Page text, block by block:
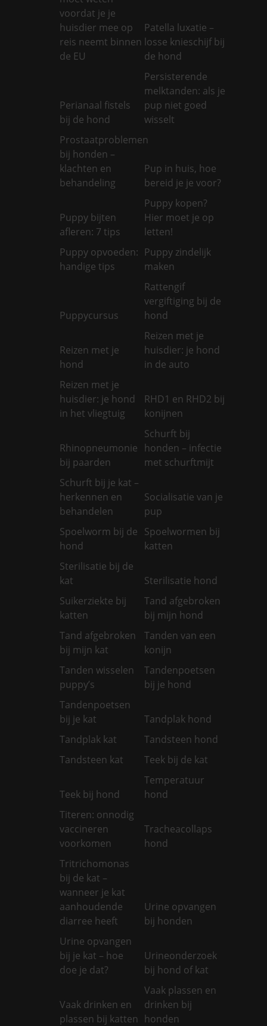
voordat je je
huisdier mee op
reis neemt binnen
de EU
Patella luxatie –
losse knieschijf bij
de hond
Perianaal fistels
bij de hond
Persisterende
melktanden: als je
pup niet goed
wisselt
Prostaatproblemen
bij honden –
klachten en
behandeling
Pup in huis, hoe
bereid je je voor?
Puppy bijten
afleren: 7 tips
Puppy kopen?
Hier moet je op
letten!
Puppy opvoeden:
handige tips
Puppy zindelijk
maken
Puppycursus
Rattengif
vergiftiging bij de
hond
Reizen met je
hond
Reizen met je
huisdier: je hond
in de auto
Reizen met je
huisdier: je hond
in het vliegtuig
RHD1 en RHD2 bij
konijnen
Rhinopneumonie
bij paarden
Schurft bij
honden – infectie
met schurftmijt
Schurft bij je kat –
herkennen en
behandelen
Socialisatie van je
pup
Spoelworm bij de
hond
Spoelwormen bij
katten
Sterilisatie bij de
kat
Sterilisatie hond
Suikerziekte bij
katten
Tand afgebroken
bij mijn hond
Tand afgebroken
bij mijn kat
Tanden van een
konijn
Tanden wisselen
puppy’s
Tandenpoetsen
bij je hond
Tandenpoetsen
bij je kat
Tandplak hond
Tandplak kat
Tandsteen hond
Tandsteen kat
Teek bij de kat
Teek bij hond
Temperatuur
hond
Titeren: onnodig
vaccineren
voorkomen
Tracheacollaps
hond
Tritrichomonas
bij de kat –
wanneer je kat
aanhoudende
diarree heeft
Urine opvangen
bij honden
Urine opvangen
bij je kat – hoe
doe je dat?
Urineonderzoek
bij hond of kat
Vaak drinken en
plassen bij katten
Vaak plassen en
drinken bij
honden